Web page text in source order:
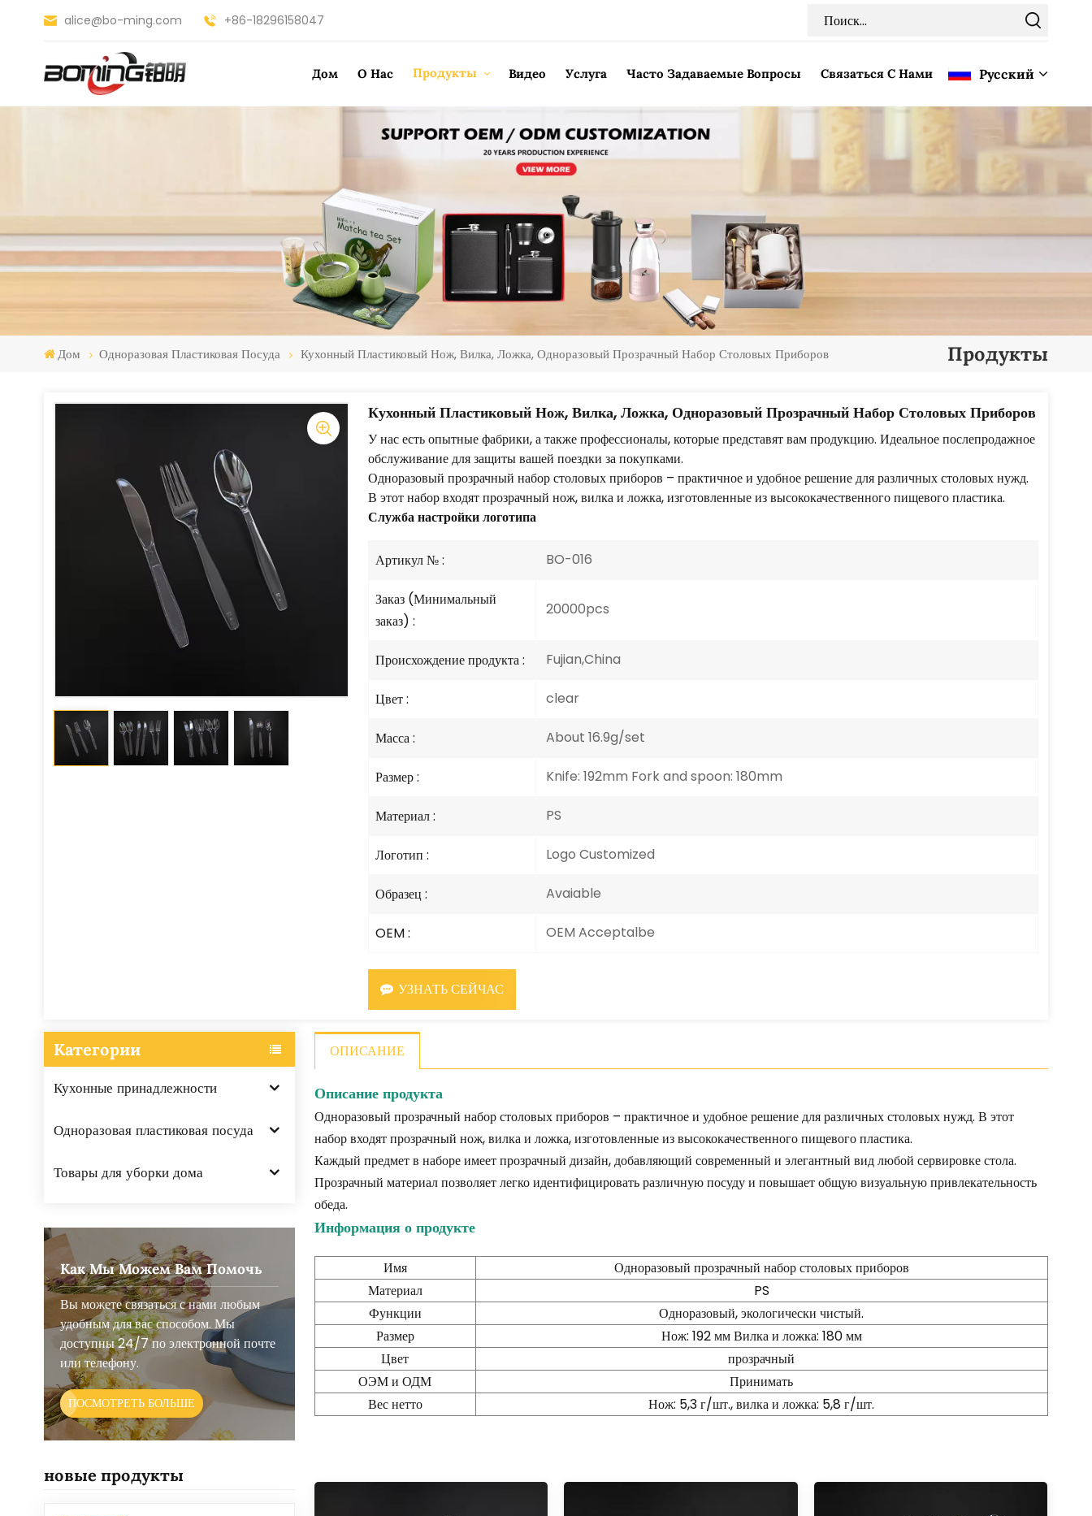
alice@bo-ming.com +86-18296158047
Дом О Нас Продукты Видео Услуга Часто Задаваемые Вопросы Связаться С Нами Pусский
English
Français
Español
Nederlands
Türkçe
العربية
Дом Одноразовая Пластиковая Посуда Кухонный Пластиковый Нож, Вилка, Ложка, Одноразовый Прозрачный Набор Столовых Приборов Продукты
Кухонный Пластиковый Нож, Вилка, Ложка, Одноразовый Прозрачный Набор Столовых Приборов
У нас есть опытные фабрики, а также профессионалы, которые представят вам продукцию. Идеальное послепродажное
обслуживание для защиты вашей поездки за покупками.
Одноразовый прозрачный набор столовых приборов – практичное и удобное решение для различных столовых нужд.
В этот набор входят прозрачный нож, вилка и ложка, изготовленные из высококачественного пищевого пластика.
Служба настройки логотипа
Артикул № : BO-016
Заказ (Минимальный
заказ) :
20000pcs
Происхождение продукта : Fujian,China
Цвет : clear
Масса : About 16.9g/set
Размер : Knife: 192mm Fork and spoon: 180mm
Материал : PS
Логотип : Logo Customized
Образец : Avaiable
OEM : OEM Acceptalbe
УЗНАТЬ СЕЙЧАС
Категории
Кухонные принадлежности
Одноразовая пластиковая посуда
Товары для уборки дома
Как Мы Можем Вам Помочь
Вы можете связаться с нами любым
удобным для вас способом. Мы
доступны 24/7 по электронной почте
или телефону.
ПОСМОТРЕТЬ БОЛЬШЕ
новые продукты
ОПИСАНИЕ
Описание продукта
Одноразовый прозрачный набор столовых приборов – практичное и удобное решение для различных столовых нужд. В этот
набор входят прозрачный нож, вилка и ложка, изготовленные из высококачественного пищевого пластика.
Каждый предмет в наборе имеет прозрачный дизайн, добавляющий современный и элегантный вид любой сервировке стола.
Прозрачный материал позволяет легко идентифицировать различную посуду и повышает общую визуальную привлекательность
обеда.
Информация о продукте
Имя
Одноразовый прозрачный набор столовых приборов
Материал
PS
Функции
Одноразовый, экологически чистый.
Размер
Нож: 192 мм Вилка и ложка: 180 мм
Цвет
прозрачный
ОЭМ и ОДМ
Принимать
Вес нетто
Нож: 5,3 г/шт., вилка и ложка: 5,8 г/шт.